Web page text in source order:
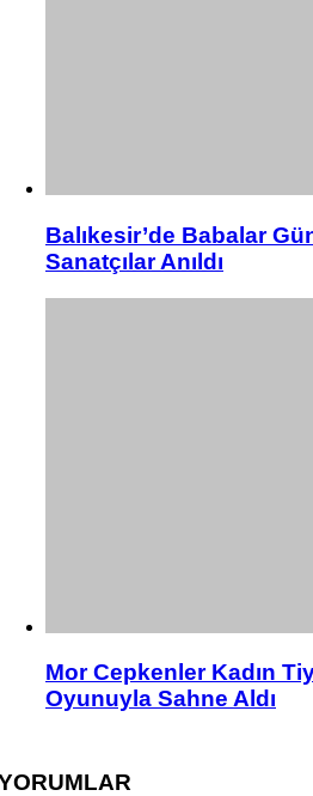
Balıkesir’de Babalar
Sanatçılar Anıldı
Mor Cepkenler Kadın
Oyunuyla Sahne Aldı